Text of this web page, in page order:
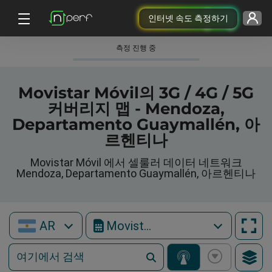
인터넷 속도 측정하기
측정 진행 중
Movistar Móvil의 3G / 4G / 5G
커버리지 맵 - Mendoza,
Departamento Guaymallén, 아
르헨티나
Movistar Móvil 에서 셀룰러 데이터 네트워크
Mendoza, Departamento Guaymallén, 아르헨티나
AR Movistar Móvil